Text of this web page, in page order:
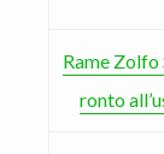
Rame
ronto